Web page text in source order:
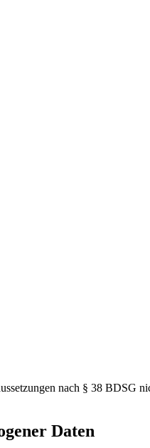
nach § 38
Daten